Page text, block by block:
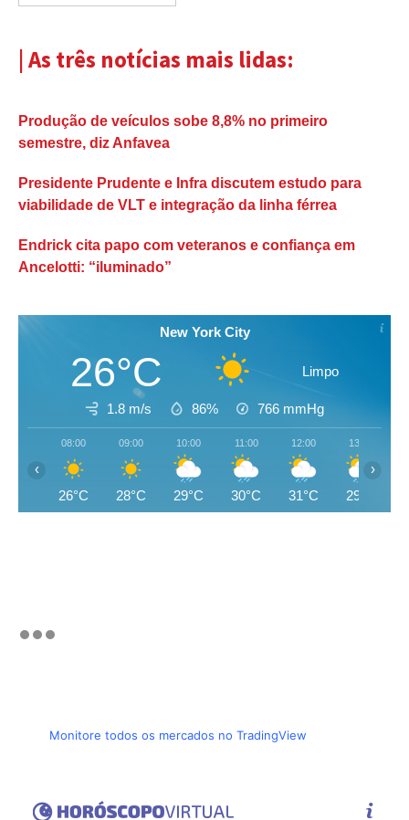
| As três notícias mais lidas:
Produção de veículos sobe 8,8% no primeiro
semestre, diz Anfavea
Presidente Prudente e Infra discutem estudo para
viabilidade de VLT e integração da linha férrea
Endrick cita papo com veteranos e confiança em
Ancelotti: “iluminado”
New York City
26°C Limpo
1.8 m/s 86% 766 mmHg
08:00
26°C
09:00
28°C
10:00
29°C
11:00
30°C
12:00
31°C
13:00
29°C
‹ ›
Monitore todos os mercados no TradingView